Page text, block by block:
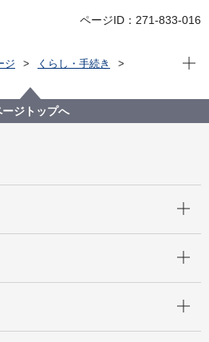
ページID：271-833-016
ジ
くらし・手続き
日々 嘉永７年、横浜村のできごと
日々 嘉永７年、横浜村のできごと
現在
ージトップへ